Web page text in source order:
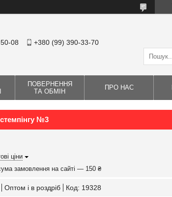
08 +380 (99) 390-33-70
ПОВЕРНЕННЯ
ТА ОБМІН
ПРО НАС
№3
ціни
замовлення на сайті — 150 ₴
Оптом і в роздріб Код: 19328